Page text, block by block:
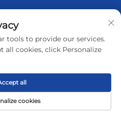
Giới thiệu Liên hệ
tools to provide our services.
all cookies, click Personalize
cookies
all